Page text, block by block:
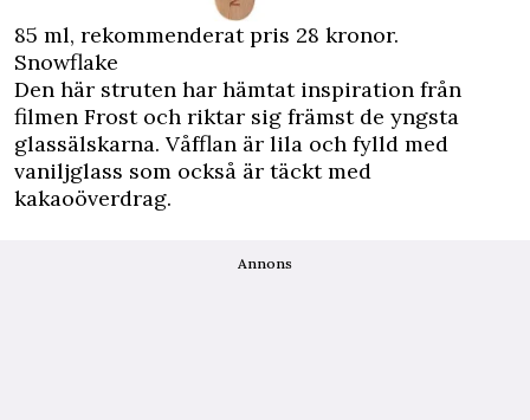
85 ml, rekommenderat pris 28 kronor.
Snowflake
Den här struten har hämtat inspiration från
filmen Frost och riktar sig främst de yngsta
glassälskarna. Våfflan är lila och fylld med
vaniljglass som också är täckt med
kakaoöverdrag.
Annons